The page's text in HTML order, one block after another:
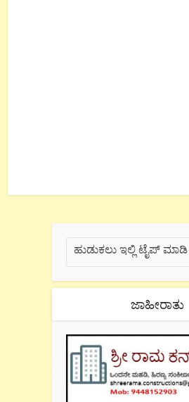
ಜಾಹೀರಾತು